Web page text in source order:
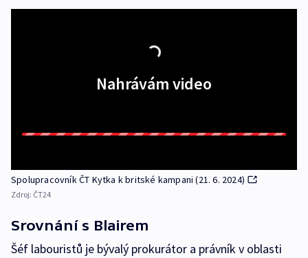
Nahrávám video
Spolupracovník ČT Kytka k britské kampani (21. 6. 2024)
Zdroj: ČT24
Srovnání s Blairem
Šéf labouristů je bývalý prokurátor a právník v oblasti